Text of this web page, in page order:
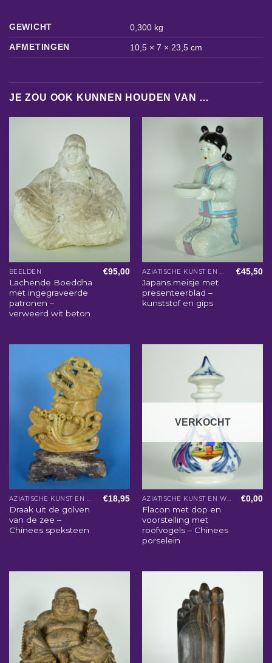
GEWICHT
0,300 kg
AFMETINGEN
10,5 × 7 × 23,5 cm
JE ZOU OOK KUNNEN HOUDEN VAN …
BEELDEN
Lachende Boeddha
met ingegraveerde
patronen –
verweerd wit beton
€95,00 AZIATISCHE KUNST EN WOONACCESSOIRES
Japans meisje met
presenteerblad –
kunststof en gips
€45,50
AZIATISCHE KUNST EN WOONACCESSOIRES
Draak uit de golven
van de zee –
Chinees speksteen
€18,95
VERKOCHT
AZIATISCHE KUNST EN WOONACCESSOIRES
Flacon met dop en
voorstelling met
roofvogels – Chinees
porselein
€0,00